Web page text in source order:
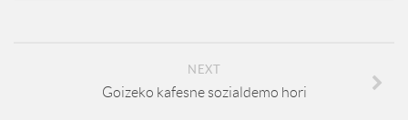
NEXT
Goizeko kafesne sozialdemo hori